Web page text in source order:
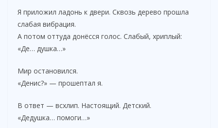
Я приложил ладонь к двери. Сквозь дерево прошла
слабая вибрация.
А потом оттуда донёсся голос. Слабый, хриплый:
«Де… душка…»
Мир остановился.
«Денис?» — прошептал я.
В ответ — всхлип. Настоящий. Детский.
«Дедушка… помоги…»